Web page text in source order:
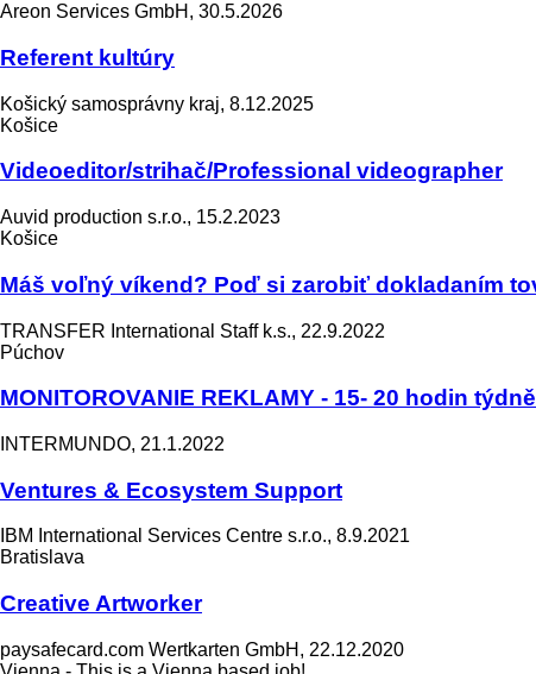
Areon Services GmbH, 30.5.2026
Referent kultúry
Košický samosprávny kraj, 8.12.2025
Košice
Videoeditor/strihač/Professional videographer
Auvid production s.r.o., 15.2.2023
Košice
Máš voľný víkend? Poď si zarobiť dokladaním
TRANSFER International Staff k.s., 22.9.2022
Púchov
MONITOROVANIE REKLAMY - 15- 20 hodin
INTERMUNDO, 21.1.2022
Ventures & Ecosystem Support
IBM International Services Centre s.r.o., 8.9.2021
Bratislava
Creative Artworker
paysafecard.com Wertkarten GmbH, 22.12.2020